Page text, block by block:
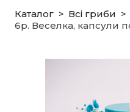
Каталог Всі гриби
6p. Веселка, капсули